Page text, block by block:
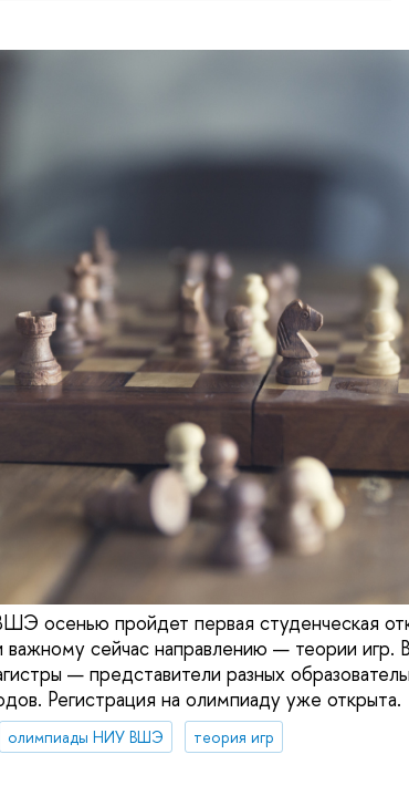
осенью пройдет первая студенческая
сейчас направлению — теории игр.
— представители разных
Регистрация на олимпиаду уже открыта.
олимпиады НИУ ВШЭ теория игр